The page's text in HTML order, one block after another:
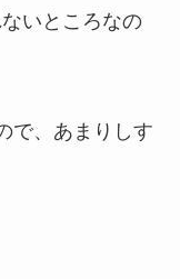
いところなの
で、あまりしす